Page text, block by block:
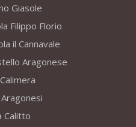
Giasole
Filippo Florio
il Cannavale
Aragonese
Calitto